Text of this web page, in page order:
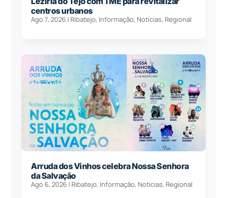
centros urbanos
Ago 7, 2026 | Ribatejo, Informação, Notícias, Regional
Arruda dos Vinhos celebra Nossa Senhora
da Salvação
Ago 6, 2026 | Ribatejo, Informação, Notícias, Regional